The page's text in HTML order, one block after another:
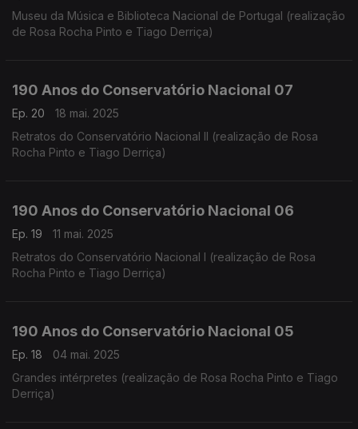
Museu da Música e Biblioteca Nacional de Portugal (realização
de Rosa Rocha Pinto e Tiago Derriça)
190 Anos do Conservatório Nacional 07
Ep. 20
18 mai. 2025
Retratos do Conservatório Nacional II (realização de Rosa
Rocha Pinto e Tiago Derriça)
190 Anos do Conservatório Nacional 06
Ep. 19
11 mai. 2025
Retratos do Conservatório Nacional I (realização de Rosa
Rocha Pinto e Tiago Derriça)
190 Anos do Conservatório Nacional 05
Ep. 18
04 mai. 2025
Grandes intérpretes (realização de Rosa Rocha Pinto e Tiago
Derriça)